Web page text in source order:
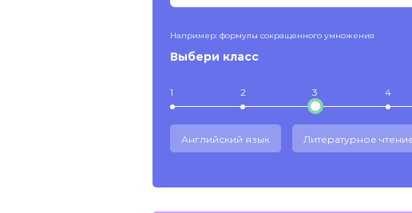
Например: формулы сокращенного умножения
Выбери класс
1 2 3 4
Английский язык Литературное